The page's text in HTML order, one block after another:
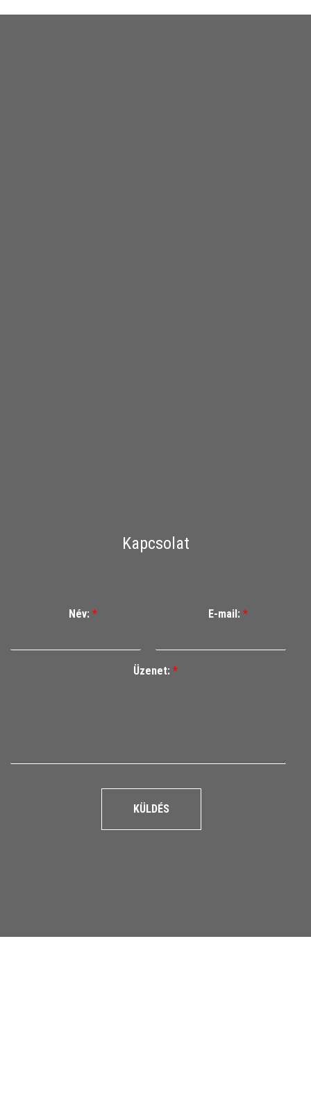
Kapcsolat
Név: * E-mail: *
Üzenet: *
KÜLDÉS